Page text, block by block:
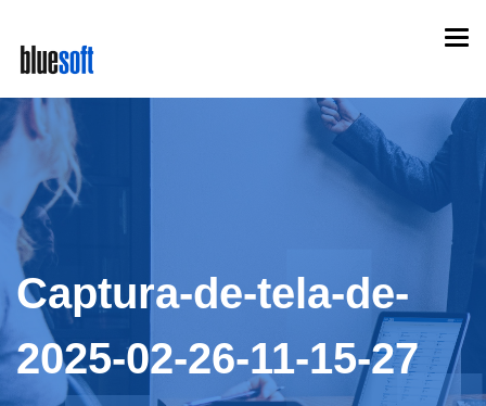
main
content
Captura-de-tela-de-
2025-02-26-11-15-27